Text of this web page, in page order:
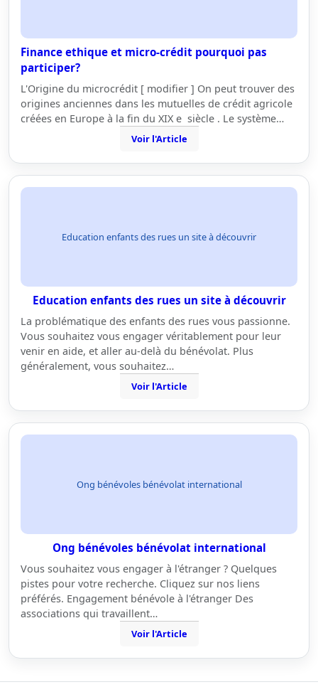
Finance ethique et micro-crédit pourquoi pas
participer?
L'Origine du microcrédit [ modifier ] On peut trouver des
origines anciennes dans les mutuelles de crédit agricole
créées en Europe à la fin du XIX e siècle . Le système…
Voir l'Article
Education enfants des rues un site à découvrir
Education enfants des rues un site à découvrir
La problématique des enfants des rues vous passionne.
Vous souhaitez vous engager véritablement pour leur
venir en aide, et aller au-delà du bénévolat. Plus
généralement, vous souhaitez…
Voir l'Article
Ong bénévoles bénévolat international
Ong bénévoles bénévolat international
Vous souhaitez vous engager à l'étranger ? Quelques
pistes pour votre recherche. Cliquez sur nos liens
préférés. Engagement bénévole à l'étranger Des
associations qui travaillent…
Voir l'Article